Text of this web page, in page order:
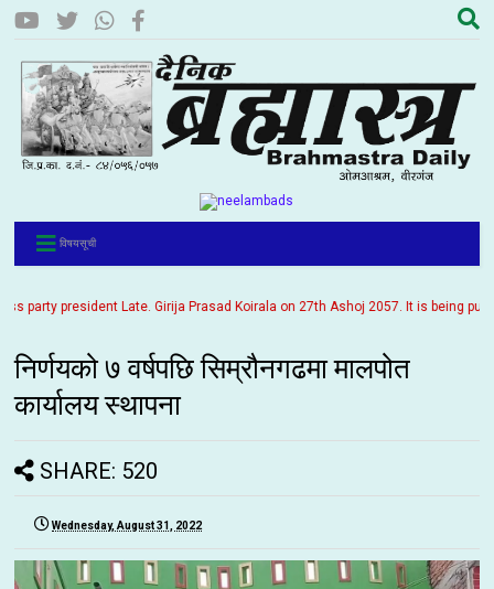
विषयसूची
president Late. Girija Prasad Koirala on 27th Ashoj 2057. It is being
निर्णयको ७ वर्षपछि सिम्रौनगढमा मालपोत
कार्यालय स्थापना
SHARE: 520
Wednesday, August 31, 2022